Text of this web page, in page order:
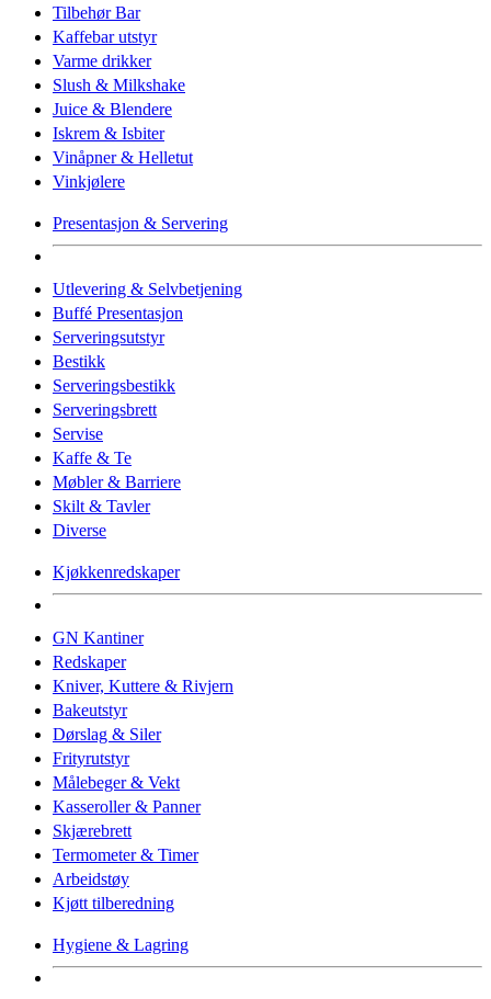
Tilbehør Bar
Kaffebar utstyr
Varme drikker
Slush & Milkshake
Juice & Blendere
Iskrem & Isbiter
Vinåpner & Helletut
Vinkjølere
Presentasjon & Servering
Utlevering & Selvbetjening
Buffé Presentasjon
Serveringsutstyr
Bestikk
Serveringsbestikk
Serveringsbrett
Servise
Kaffe & Te
Møbler & Barriere
Skilt & Tavler
Diverse
Kjøkkenredskaper
GN Kantiner
Redskaper
Kniver, Kuttere & Rivjern
Bakeutstyr
Dørslag & Siler
Frityrutstyr
Målebeger & Vekt
Kasseroller & Panner
Skjærebrett
Termometer & Timer
Arbeidstøy
Kjøtt tilberedning
Hygiene & Lagring